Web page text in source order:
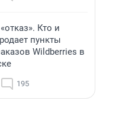
Кто и
пункты
Wildberries в
195